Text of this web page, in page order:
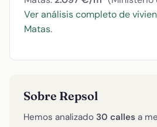
Ver análisis completo de
Matas.
Sobre Repsol
Hemos analizado 30 calles a